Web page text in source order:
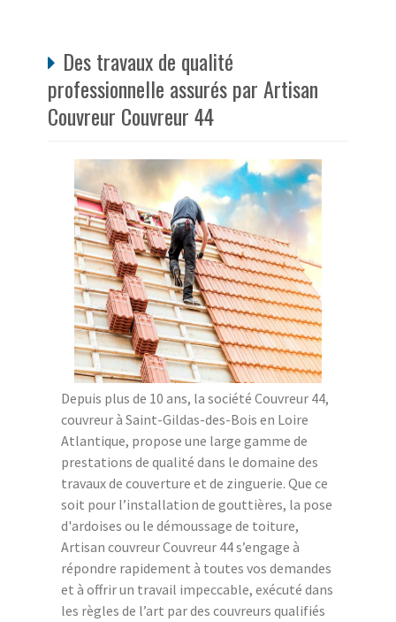
Des travaux de qualité
professionnelle assurés par Artisan
Couvreur Couvreur 44
Depuis plus de 10 ans, la société Couvreur 44,
couvreur à Saint-Gildas-des-Bois en Loire
Atlantique, propose une large gamme de
prestations de qualité dans le domaine des
travaux de couverture et de zinguerie. Que ce
soit pour l’installation de gouttières, la pose
d'ardoises ou le démoussage de toiture,
Artisan couvreur Couvreur 44 s’engage à
répondre rapidement à toutes vos demandes
et à offrir un travail impeccable, exécuté dans
les règles de l’art par des couvreurs qualifiés